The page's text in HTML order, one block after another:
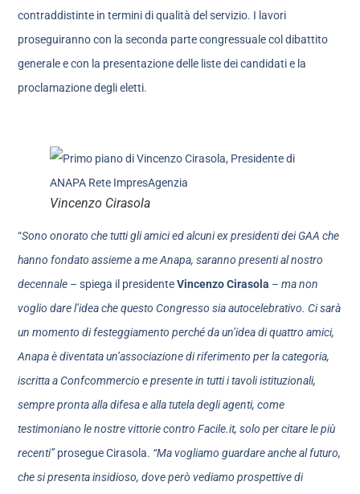
contraddistinte in termini di qualità del servizio. I lavori
proseguiranno con la seconda parte congressuale col dibattito
generale e con la presentazione delle liste dei candidati e la
proclamazione degli eletti.
Vincenzo Cirasola
“Sono onorato che tutti gli amici ed alcuni ex presidenti dei GAA che
hanno fondato assieme a me Anapa, saranno presenti al nostro
decennale – spiega il presidenteVincenzo Cirasola –ma non
voglio dare l’idea che questo Congresso sia autocelebrativo. Ci sarà
un momento di festeggiamento perché da un’idea di quattro amici,
Anapa è diventata un’associazione di riferimento per la categoria,
iscritta a Confcommercio e presente in tutti i tavoli istituzionali,
sempre pronta alla difesa e alla tutela degli agenti, come
testimoniano le nostre vittorie contro Facile.it, solo per citare le più
recenti”prosegue Cirasola. “Ma vogliamo guardare anche al futuro,
che si presenta insidioso, dove però vediamo prospettive di